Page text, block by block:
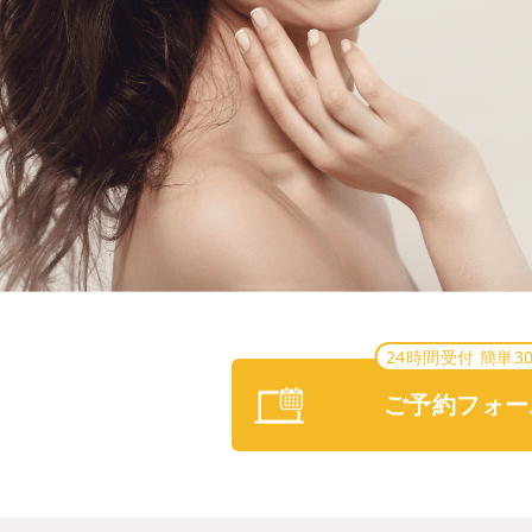
24時間受付 簡単
ご予約フォ